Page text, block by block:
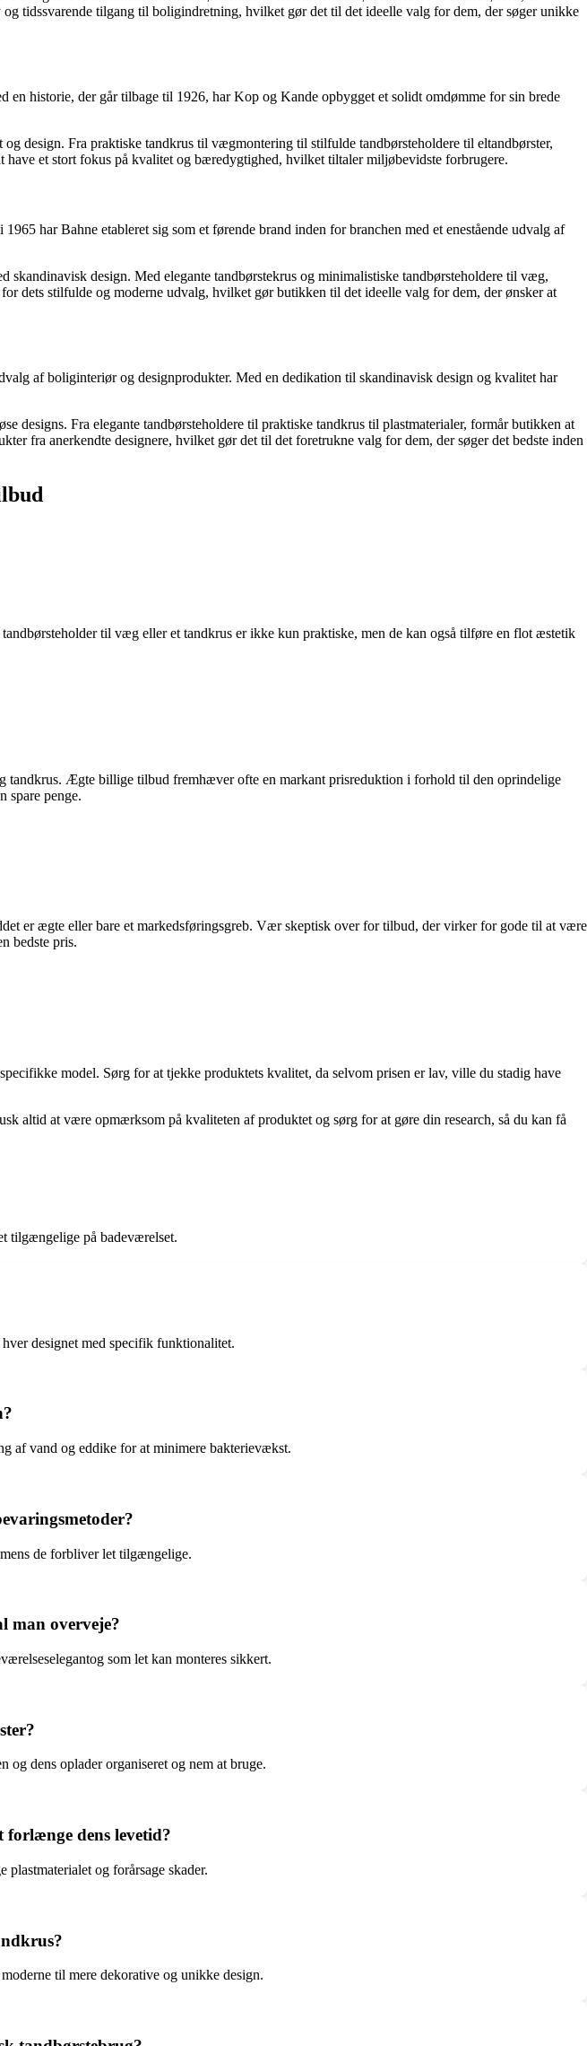
tidssvarende tilgang til boligindretning, hvilket gør det til det ideelle valg for dem, der søger unikke
historie, der går tilbage til 1926, har Kop og Kande opbygget et solidt omdømme for sin brede
design. Fra praktiske tandkrus til vægmontering til stilfulde tandbørsteholdere til eltandbørster,
et stort fokus på kvalitet og bæredygtighed, hvilket tiltaler miljøbevidste forbrugere.
har Bahne etableret sig som et førende brand inden for branchen med et enestående udvalg af
design. Med elegante tandbørstekrus og minimalistiske tandbørsteholdere til væg,
dets stilfulde og moderne udvalg, hvilket gør butikken til det ideelle valg for dem, der ønsker at
af boliginteriør og designprodukter. Med en dedikation til skandinavisk design og kvalitet har
designs. Fra elegante tandbørsteholdere til praktiske tandkrus til plastmaterialer, formår butikken at
fra anerkendte designere, hvilket gør det til det foretrukne valg for dem, der søger det bedste inden
til væg eller et tandkrus er ikke kun praktiske, men de kan også tilføre en flot æstetik
tandkrus. Ægte billige tilbud fremhæver ofte en markant prisreduktion i forhold til den oprindelige
spare penge.
er ægte eller bare et markedsføringsgreb. Vær skeptisk over for tilbud, der virker for gode til at være
bedste pris.
model. Sørg for at tjekke produktets kvalitet, da selvom prisen er lav, ville du stadig have
altid at være opmærksom på kvaliteten af produktet og sørg for at gøre din research, så du kan få
tilgængelige på badeværelset.
designet med specifik funktionalitet.
af vand og eddike for at minimere bakterievækst.
de forbliver let tilgængelige.
man overveje?
som let kan monteres sikkert.
dens oplader organiseret og nem at bruge.
dens levetid?
og forårsage skader.
til mere dekorative og unikke design.